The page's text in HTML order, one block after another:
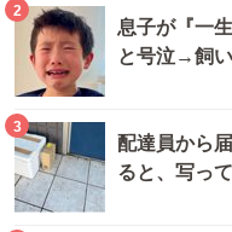
2
息子が『一
と号泣→飼
3
配達員から
ると、写っ